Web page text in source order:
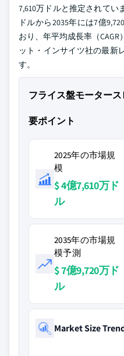
7,610万ドルと推定されてい
ドルから2035年には7億
おり、年平均成長率（
ット・インサイツ社の最新
す。
フライス盤モーター
要ポイント
2025年の市場規
模
$ 4億7,610万ド
ル
2035年の市場規
模予測
$ 7億9,720万ド
ル
Market Size